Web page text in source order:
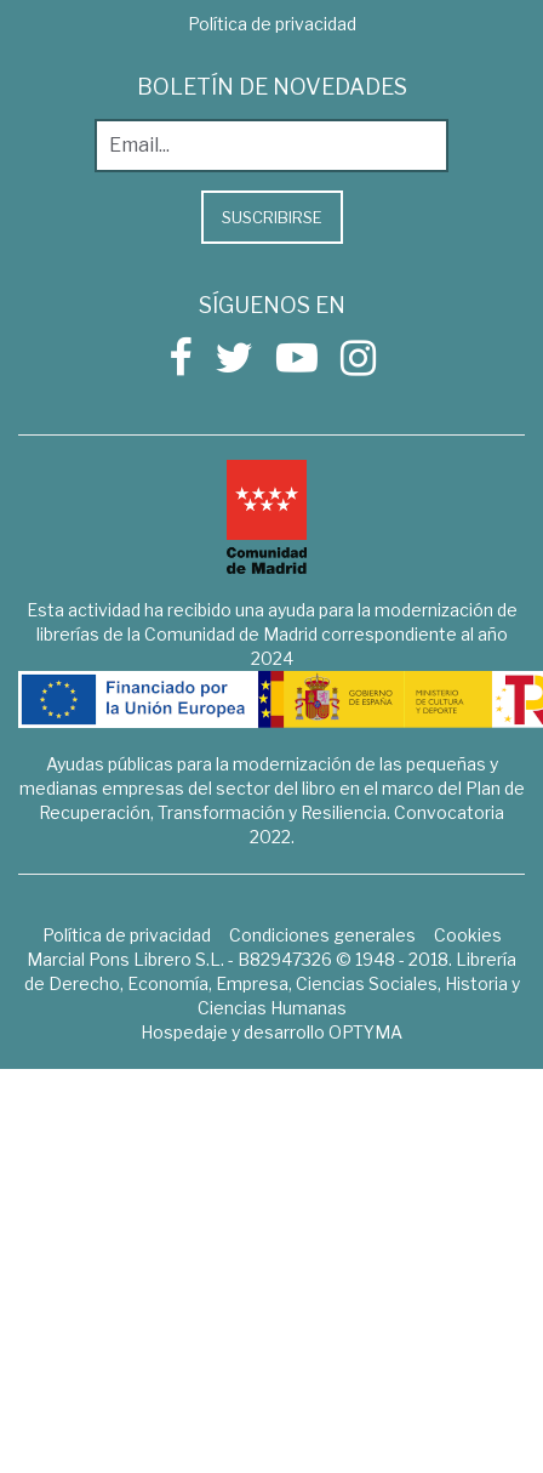
Política de privacidad
BOLETÍN DE NOVEDADES
SUSCRIBIRSE
SÍGUENOS EN
Esta actividad ha recibido una ayuda para la modernización de
librerías de la Comunidad de Madrid correspondiente al año
2024
Ayudas públicas para la modernización de las pequeñas y
medianas empresas del sector del libro en el marco del Plan de
Recuperación, Transformación y Resiliencia. Convocatoria
2022.
Política de privacidad Condiciones generales
Cookies
Marcial Pons Librero S.L. - B82947326 © 1948 - 2018. Librería
de Derecho, Economía, Empresa, Ciencias Sociales, Historia y
Ciencias Humanas
Hospedaje y desarrollo OPTYMA